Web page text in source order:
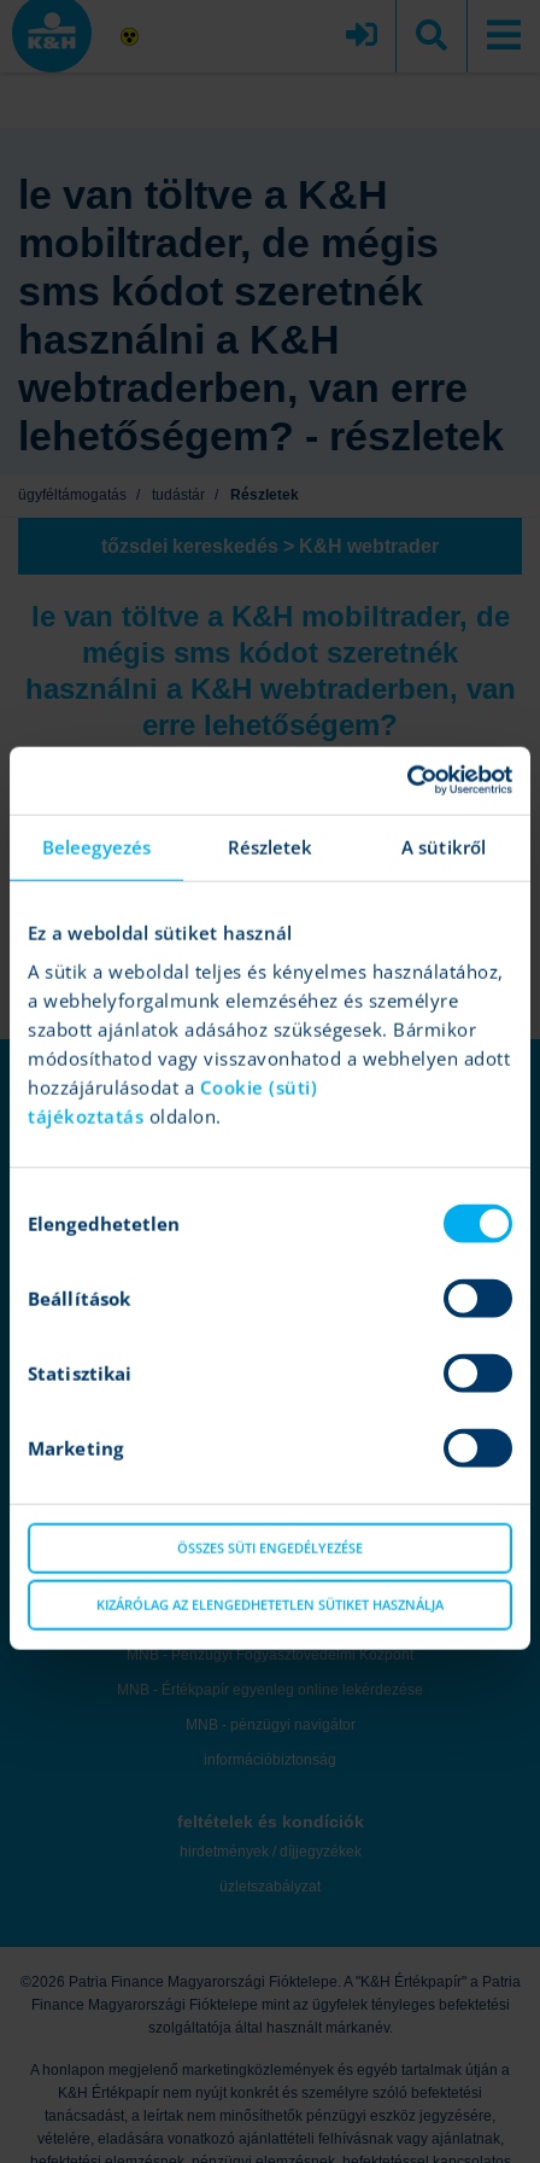
Beleegyezés Részletek A sütikről
Ez a weboldal sütiket használ
A sütik a weboldal teljes és kényelmes használatához,
a webhelyforgalmunk elemzéséhez és személyre
szabott ajánlatok adásához szükségesek. Bármikor
módosíthatod vagy visszavonhatod a webhelyen adott
hozzájárulásodat a Cookie (süti)
tájékoztatás oldalon.
kiválasztása
Elengedhetetlen
Beállítások
Statisztikai
Marketing
ÖSSZES SÜTI ENGEDÉLYEZÉSE
KIZÁRÓLAG AZ ELENGEDHETETLEN SÜTIKET HASZNÁLJA
le van töltve a K&H
mobiltrader, de mégis
sms kódot szeretnék
használni a K&H
webtraderben, van erre
lehetőségem? - részletek
ügyféltámogatás / tudástár / Részletek
tőzsdei kereskedés > K&H webtrader
le van töltve a K&H mobiltrader, de
mégis sms kódot szeretnék
használni a K&H webtraderben, van
erre lehetőségem?
A mobilkulcs leválasztása és az sms kódküldésre való visszatérést
nyomon követheted, hogy milyen mobileszközök lettek párosítva
a fiókodhoz.
miért mi?
ügyfélvédelem
termékkatalógus
MNB - Pénzügyi Fogyasztóvédelmi Központ
MNB - Értékpapír egyenleg online lekérdezése
MNB - pénzügyi navigátor
információbiztonság
feltételek és kondíciók
hirdetmények / díjjegyzékek
üzletszabályzat
©2026 Patria Finance Magyarországi Fióktelepe. A "K&H Értékpapír" a Patria
Finance Magyarországi Fióktelepe mint az ügyfelek tényleges befektetési
szolgáltatója által használt márkanév.
A honlapon megjelenő marketingközlemények és egyéb tartalmak útján a
K&H Értékpapír nem nyújt konkrét és személyre szóló befektetési
tanácsadást, a leírtak nem minősíthetők pénzügyi eszköz jegyzésére,
vételére, eladására vonatkozó ajánlattételi felhívásnak vagy ajánlatnak,